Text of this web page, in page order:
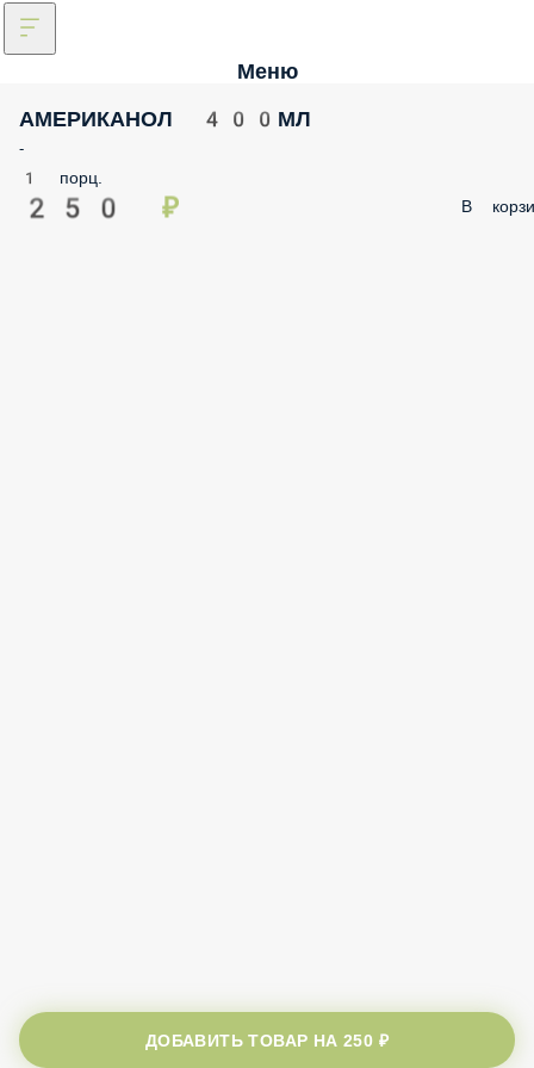
Меню
АМЕРИКАНОЛ 400МЛ
-
1 порц.
250 ₽ В
ДОБАВИТЬ ТОВАР НА250 ₽